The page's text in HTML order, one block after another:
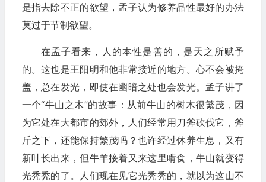
是指去除不正的欲望，孟子认为修养品性最好的办法
莫过于节制欲望。
在孟子看来，人的本性是善的，是天之所赋予
的。这也是王阳明和他非常接近的地方。心不会被掩
盖，总在发光，即使在幽暗之处也会发光。孟子讲了
一个“牛山之木”的故事：从前牛山的树木很繁茂，因
为它处在大都市的郊外，人们经常用刀斧砍伐它，斧
斤之下，还能保持繁茂吗？也许经过休养生息，又有
新叶长出来，但牛羊接着又来这里啃食，牛山就变得
光秃秃的了。人们现在见它光秃秃的，就以为这山不